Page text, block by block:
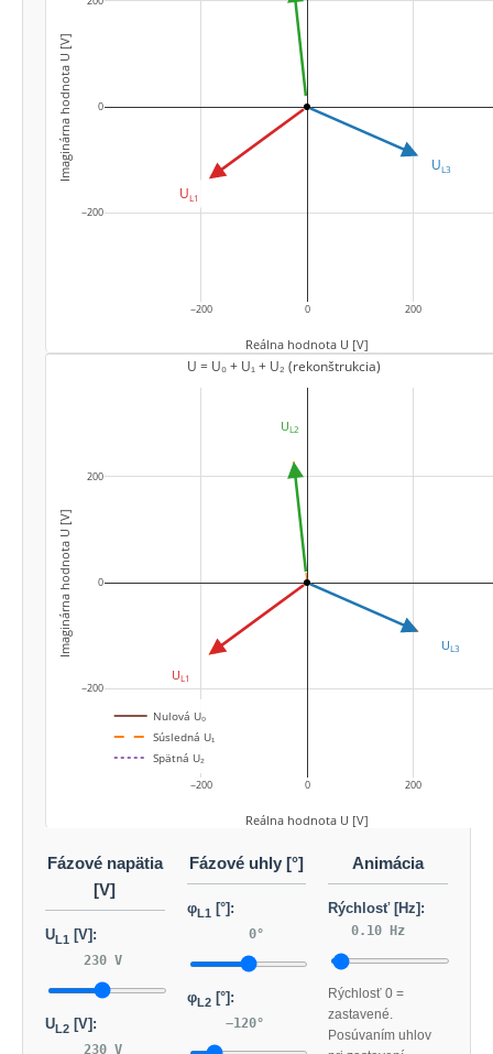
−200 0 200
−200
0
Reálna hodnota U [V]
Imaginárna hodnota U [V]
U
−200 0 200
−200
0
200
Nulová U₀
Súsledná U₁
Spätná U₂
U = U₀ + U₁ + U₂ (rekonštrukcia)
Reálna hodnota U [V]
Imaginárna hodnota U [V]
UL2
Fázové napätia
[V]
UL1 [V]:
230 V
UL2 [V]:
230 V
Fázové uhly [°]
φL1 [°]:
0°
φL2[°]:
−120°
Animácia
Rýchlosť [Hz]:
0.10 Hz
Rýchlosť 0 =
zastavené.
Posúvaním uhlov